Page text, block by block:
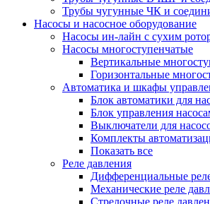
Трубы чугунные ЧК и
Насосы и насосное оборудование
Насосы ин-лайн с сухим
Насосы многоступенчатые
Вертикальные
Горизонтальные
Автоматика и шкафы
Блок автоматики для
Блок управления
Выключатели для
Комплекты
Показать все
Реле давления
Дифференциальные
Механические реле
Стрелочные реле